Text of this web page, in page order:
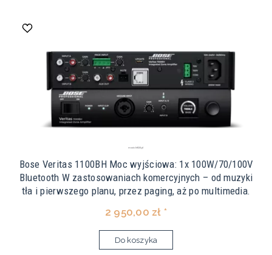
Bose Veritas 1100BH Moc wyjściowa: 1x 100W/70/100V
Bluetooth W zastosowaniach komercyjnych – od muzyki
tła i pierwszego planu, przez paging, aż po multimedia.
2 950,00 zł *
Do koszyka